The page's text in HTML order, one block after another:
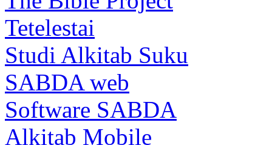
Tetelestai
Studi Alkitab Suku
SABDA web
Software SABDA
Alkitab Mobile